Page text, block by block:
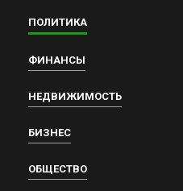
ПОЛИТИКА
ФИНАНСЫ
НЕДВИЖИМОСТЬ
БИЗНЕС
ОБЩЕСТВО